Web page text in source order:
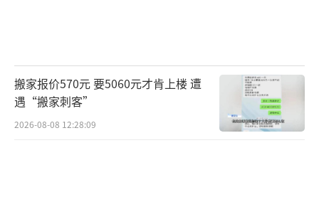
搬家报价570元 要5060元才肯上楼 遭
遇“搬家刺客”
2026-08-08 12:28:09